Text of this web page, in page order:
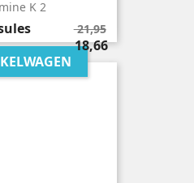
K 2
Normale
prijs
21,95
Prijs
18,66